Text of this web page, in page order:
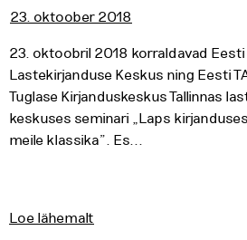
23. oktoober 2018
23. oktoobril 2018 korraldavad Eesti
Lastekirjanduse Keskus ning Eesti
Tuglase Kirjanduskeskus Tallinnas
keskuses seminari „Laps
meile klassika”. Es...
Loe lähemalt